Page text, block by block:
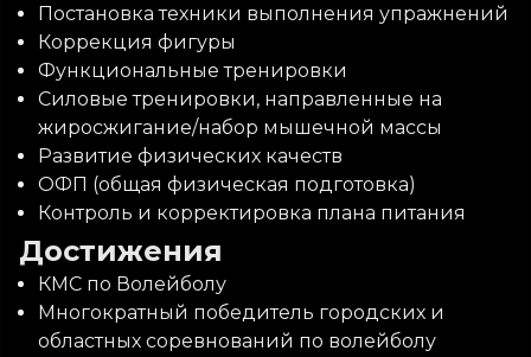
Постановка техники выполнения упражнений
Коррекция фигуры
Функциональные тренировки
Силовые тренировки, направленные на
жиросжигание/набор мышечной массы
Развитие физических качеств
ОФП (общая физическая подготовка)
Контроль и корректировка плана питания
Достижения
КМС по Волейболу
Многократный победитель городских и
областных соревнований по волейболу